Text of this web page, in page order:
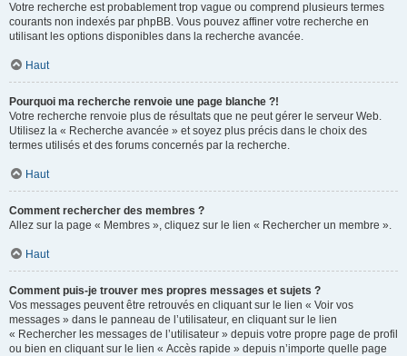
Votre recherche est probablement trop vague ou comprend plusieurs termes
courants non indexés par phpBB. Vous pouvez affiner votre recherche en
utilisant les options disponibles dans la recherche avancée.
Haut
Pourquoi ma recherche renvoie une page blanche ?!
Votre recherche renvoie plus de résultats que ne peut gérer le serveur Web.
Utilisez la « Recherche avancée » et soyez plus précis dans le choix des
termes utilisés et des forums concernés par la recherche.
Haut
Comment rechercher des membres ?
Allez sur la page « Membres », cliquez sur le lien « Rechercher un membre ».
Haut
Comment puis-je trouver mes propres messages et sujets ?
Vos messages peuvent être retrouvés en cliquant sur le lien « Voir vos
messages » dans le panneau de l’utilisateur, en cliquant sur le lien
« Rechercher les messages de l’utilisateur » depuis votre propre page de profil
ou bien en cliquant sur le lien « Accès rapide » depuis n’importe quelle page